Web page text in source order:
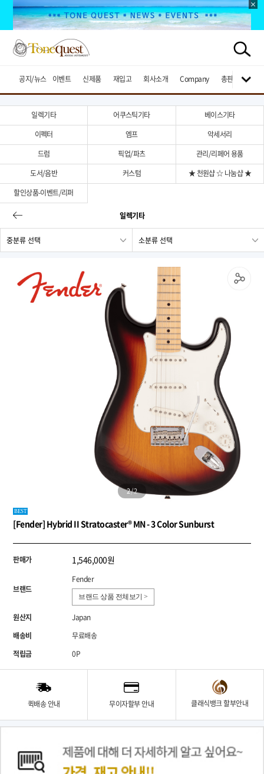
공지/뉴스 이벤트 신제품 재입고 회사소개 Company 총판브랜드
일렉기타 어쿠스틱기타
베이스기타
이펙터
엠프
악세서리
드럼
픽업/파츠
관리/리페어 용품
도서/음반
커스텀
★ 천원샵 ☆ 나눔샵 ★
할인상품-이벤트/리퍼
일렉기타
1/2
BEST
[Fender] Hybrid II Stratocaster® MN - 3 Color Sunburst
판매가 1,546,000원
브랜드
Fender
브랜드 상품 전체보기 >
원산지
Japan
배송비
무료배송
적립금
0P
퀵배송 안내 무이자할부 안내 클래식뱅크 할부안내